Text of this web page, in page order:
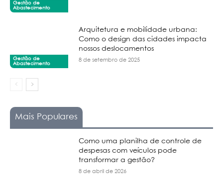
Gestão de
Abastecimento
Gestão de
Abastecimento
Arquitetura e mobilidade urbana:
Como o design das cidades impacta
nossos deslocamentos
8 de setembro de 2025
Mais Populares
Como uma planilha de controle de
despesas com veículos pode
transformar a gestão?
8 de abril de 2026